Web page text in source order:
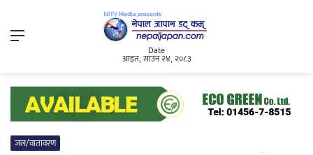
Menu
Date
आइत, साउन २४, २०८३
जल/वातावरण